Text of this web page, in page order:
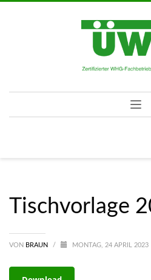
Tischvorlage
VON BRAUN / MONTAG, 24 APRIL 2023